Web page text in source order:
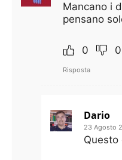
Mancano i
pensano
0 0
Risposta
Dario
23 Agosto